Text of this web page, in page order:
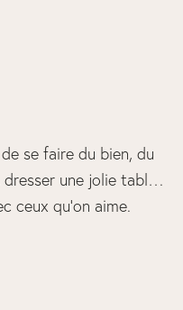
se faire du bien, du
une jolie table
ceux qu’on aime.